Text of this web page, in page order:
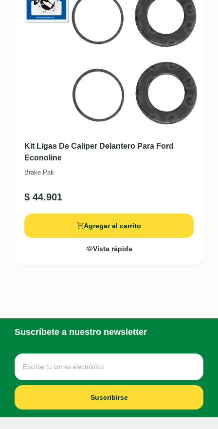
Kit Ligas De Caliper Delantero Para Ford
Econoline
Brake Pak
$ 44.901
Agregar al carrito
Vista rápida
Suscríbete a nuestro newsletter
Suscribirse